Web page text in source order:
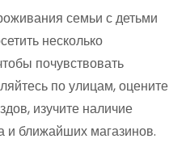
семьи с детьми
несколько
почувствовать
по улицам, оцените
изучите наличие
и ближайших магазинов.